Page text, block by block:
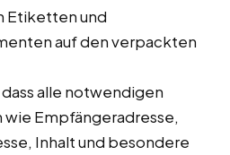
Etiketten und
auf den verpackten
alle notwendigen
Empfängeradresse,
Inhalt und besondere